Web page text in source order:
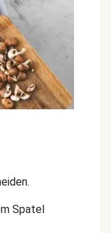
Spatel